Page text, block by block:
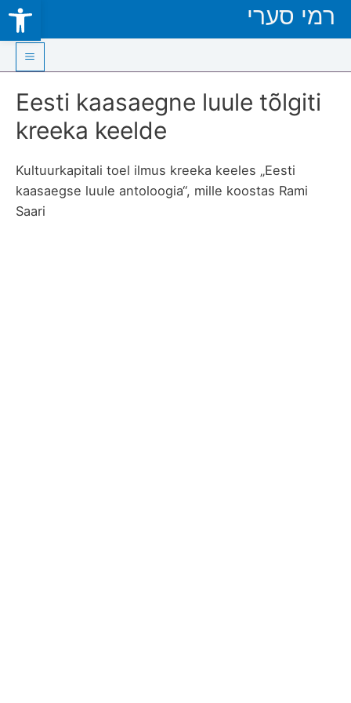
Open toolbar
Skip
רמי סערי
Main
Menu
Eesti kaasaegne luule tõlgiti
kreeka keelde
Kultuurkapitali toel ilmus kreeka keeles „Eesti
kaasaegse luule antoloogia“, mille koostas Rami
Saari